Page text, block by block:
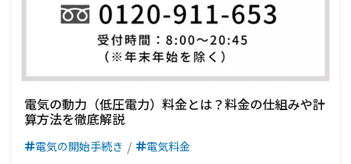
電気の動力（低圧電力）料金とは？料金の仕組みや計
算方法を徹底解説
電気の開始手続き 電気料金